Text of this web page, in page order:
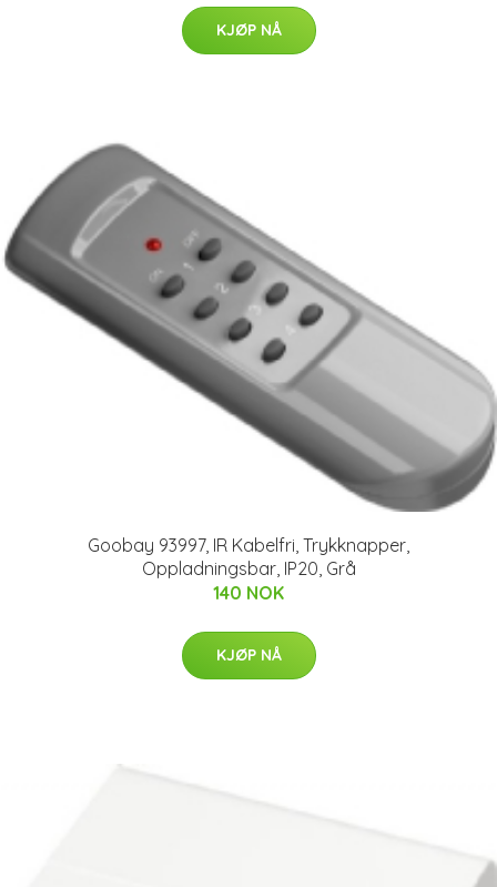
KJØP NÅ
Goobay 93997, IR Kabelfri, Trykknapper,
Oppladningsbar, IP20, Grå
140 NOK
KJØP NÅ